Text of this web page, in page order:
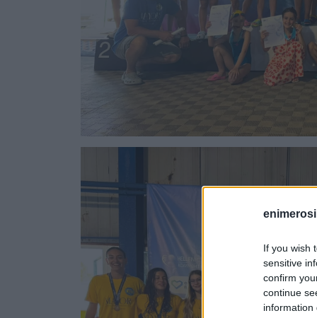
If you wish
sensitive
confirm
continue
information